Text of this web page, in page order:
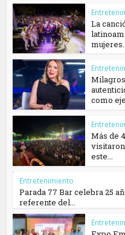
La
mujeres...
como
Más de
este...
Entretenimiento
Parada 77 Bar celebra 25
referente del...